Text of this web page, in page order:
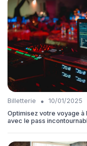
Billetterie •
10/01/2025
Optimisez votre voyage à
avec le pass